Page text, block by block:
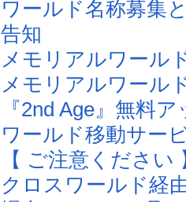
ワールド名称募集
告知
メモリアルワール
メモリアルワール
『2nd Age』無料
ワールド移動サー
【 ご注意くださ
クロスワールド経